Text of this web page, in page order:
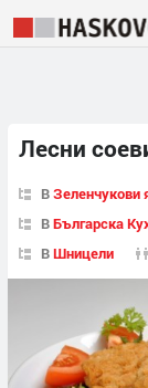
Лесни
ВЗеленчукови
ВБългарска
ВШницели